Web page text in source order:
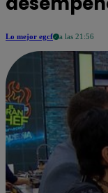
Lo mejor egcf a las 21:56